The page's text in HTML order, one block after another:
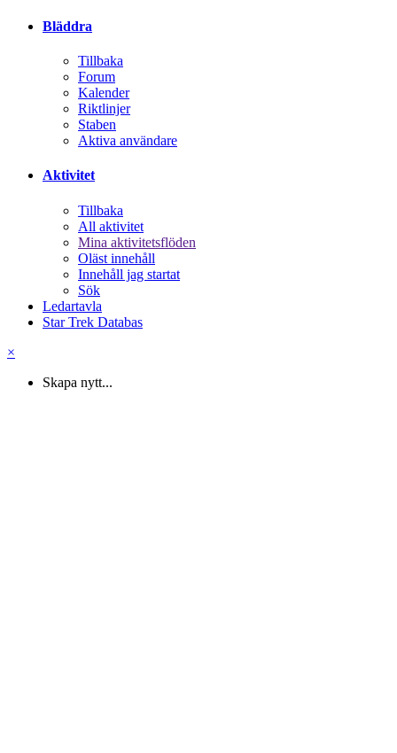
Bläddra
Tillbaka
Forum
Kalender
Riktlinjer
Staben
Aktiva användare
Aktivitet
Tillbaka
All aktivitet
Mina aktivitetsflöden
Oläst innehåll
Innehåll jag startat
Sök
Ledartavla
Star Trek Databas
×
Skapa nytt...